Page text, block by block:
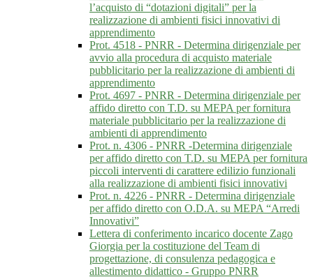
l’acquisto di “dotazioni digitali” per la
realizzazione di ambienti fisici innovativi di
apprendimento
Prot. 4518 - PNRR - Determina dirigenziale per
avvio alla procedura di acquisto materiale
pubblicitario per la realizzazione di ambienti di
apprendimento
Prot. 4697 - PNRR - Determina dirigenziale per
affido diretto con T.D. su MEPA per fornitura
materiale pubblicitario per la realizzazione di
ambienti di apprendimento
Prot. n. 4306 - PNRR -Determina dirigenziale
per affido diretto con T.D. su MEPA per fornitura
piccoli interventi di carattere edilizio funzionali
alla realizzazione di ambienti fisici innovativi
Prot. n. 4226 - PNRR - Determina dirigenziale
per affido diretto con O.D.A. su MEPA “Arredi
Innovativi”
Lettera di conferimento incarico docente Zago
Giorgia per la costituzione del Team di
progettazione, di consulenza pedagogica e
allestimento didattico - Gruppo PNRR